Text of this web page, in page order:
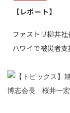
【レポート】
ファストリ柳井
ハワイで被災者支